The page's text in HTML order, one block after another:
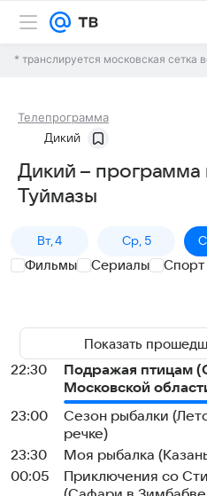
* транслируется московская сетка
Телепрограмма
Дикий
Дикий – программа
Туймазы
Вт, 4 Ср, 5
Фильмы Сериалы Спорт
Показать
22:30
Подражая птицам
Московской
23:00
Сезон рыбалки
речке)
23:30
Моя рыбалка
00:05
Приключения со